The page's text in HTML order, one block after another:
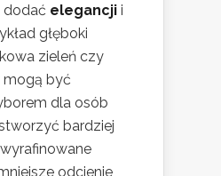
dodać elegancji i
głęboki
zieleń czy
być
dla osób
bardziej
odcienie